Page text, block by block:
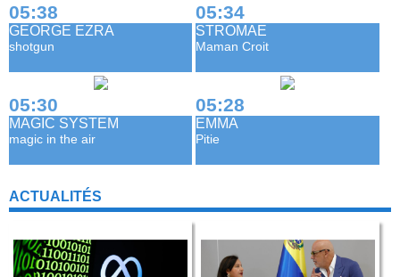
05:38
GEORGE EZRA
shotgun
05:34
STROMAE
Maman Croit
05:30
MAGIC SYSTEM
magic in the air
05:28
EMMA
Pitie
ACTUALITÉS